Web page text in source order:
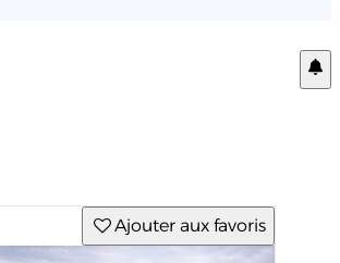
Ajouter aux favoris